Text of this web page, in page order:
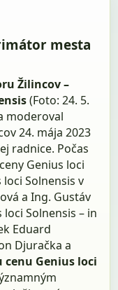
mesta
Žilincov –
(Foto: 24. 5.
moderoval
24. mája 2023
radnice. Počas
Genius loci
Solnensis v
a Ing. Gustáv
Solnensis – in
Eduard
Djuračka a
cenu Genius loci